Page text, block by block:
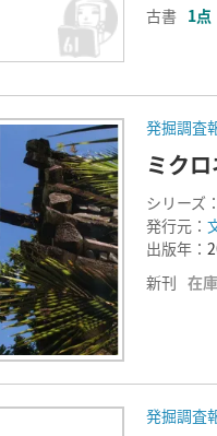
古書 1点
発掘調査
ミク
シリーズ：
発行元：
出版年：
新刊 在
発掘調査